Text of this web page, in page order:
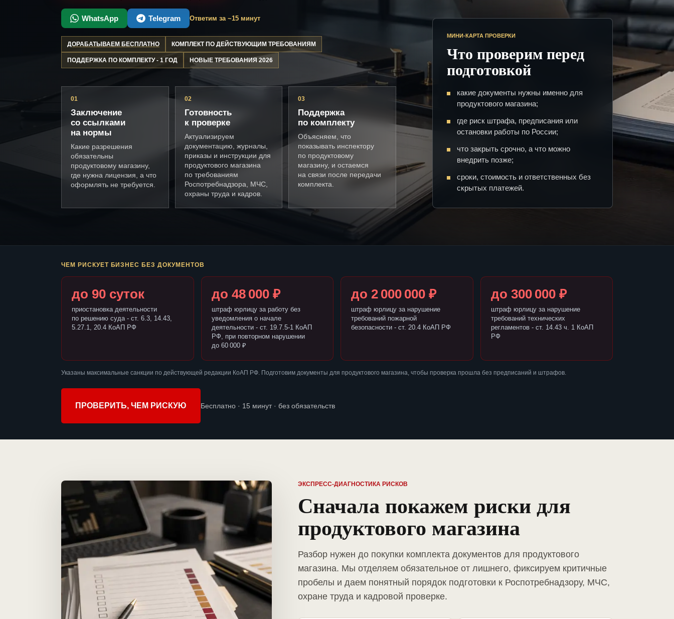
WhatsApp Telegram Ответим за ~15 минут
ДОРАБАТЫВАЕМ БЕСПЛАТНО КОМПЛЕКТ ПО ДЕЙСТВУЮЩИМ ТРЕБОВАНИЯМ
ПОДДЕРЖКА ПО КОМПЛЕКТУ - 1 ГОД НОВЫЕ ТРЕБОВАНИЯ 2026
01
Заключение
со ссылками
на нормы
Какие разрешения
обязательны
продуктовому магазину,
где нужна лицензия, а что
оформлять не требуется.
02
Готовность
к проверке
Актуализируем
документацию, журналы,
приказы и инструкции для
продуктового магазина
по требованиям
Роспотребнадзора, МЧС,
охраны труда и кадров.
03
Поддержка
по комплекту
Объясняем, что
показывать инспектору
по продуктовому
магазину, и остаемся
на связи после передачи
комплекта.
МИНИ-КАРТА ПРОВЕРКИ
Что проверим перед
подготовкой
какие документы нужны именно для
продуктового магазина;
где риск штрафа, предписания или
остановки работы по России;
что закрыть срочно, а что можно
внедрить позже;
сроки, стоимость и ответственных без
скрытых платежей.
ЧЕМ РИСКУЕТ БИЗНЕС БЕЗ ДОКУМЕНТОВ
до 90 суток
приостановка деятельности
по решению суда - ст. 6.3, 14.43,
5.27.1, 20.4 КоАП РФ
до 48 000 ₽
штраф юрлицу за работу без
уведомления о начале
деятельности - ст. 19.7.5-1 КоАП
РФ, при повторном нарушении
до 60 000 ₽
до 2 000 000 ₽
штраф юрлицу за нарушение
требований пожарной
безопасности - ст. 20.4 КоАП РФ
до 300 000 ₽
штраф юрлицу за нарушение
требований технических
регламентов - ст. 14.43 ч. 1 КоАП
РФ
Указаны максимальные санкции по действующей редакции КоАП РФ. Подготовим документы для продуктового магазина, чтобы проверка прошла без предписаний и штрафов.
ПРОВЕРИТЬ, ЧЕМ РИСКУЮ Бесплатно · 15 минут · без обязательств
ЭКСПРЕСС-ДИАГНОСТИКА РИСКОВ
Сначала покажем риски для
продуктового магазина
Разбор нужен до покупки комплекта документов для продуктового
магазина. Мы отделяем обязательное от лишнего, фиксируем критичные
пробелы и даем понятный порядок подготовки к Роспотребнадзору, МЧС,
охране труда и кадровой проверке.